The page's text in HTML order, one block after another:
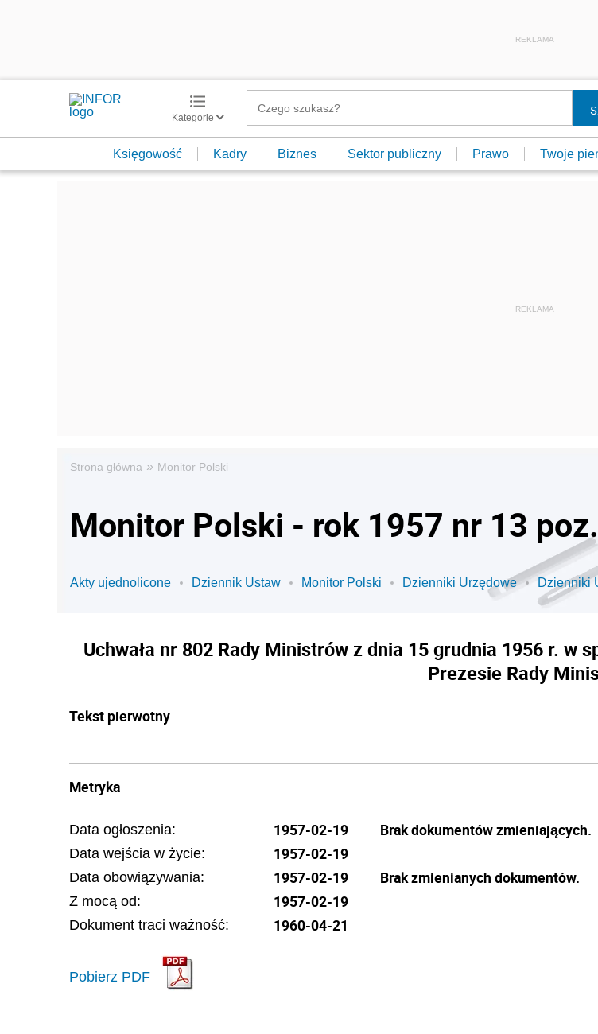
REKLAMA
Kategorie
Księgowość Kadry Biznes Sektor publiczny Prawo Twoje
Strona główna » Monitor Polski
Monitor Polski - rok 1957 nr 13
Akty ujednolicone Dziennik Ustaw Monitor Polski Dzienniki Urzędowe Dzienniki
Uchwała nr 802 Rady Ministrów z dnia 15 grudnia 1956 r. w
Prezesie Rady
Tekst pierwotny
Metryka
Data ogłoszenia: 1957-02-19
Data wejścia w życie: 1957-02-19
Data obowiązywania: 1957-02-19
Z mocą od: 1957-02-19
Dokument traci ważność: 1960-04-21
Pobierz PDF
Brak dokumentów zmieniających.
Brak zmienianych dokumentów.